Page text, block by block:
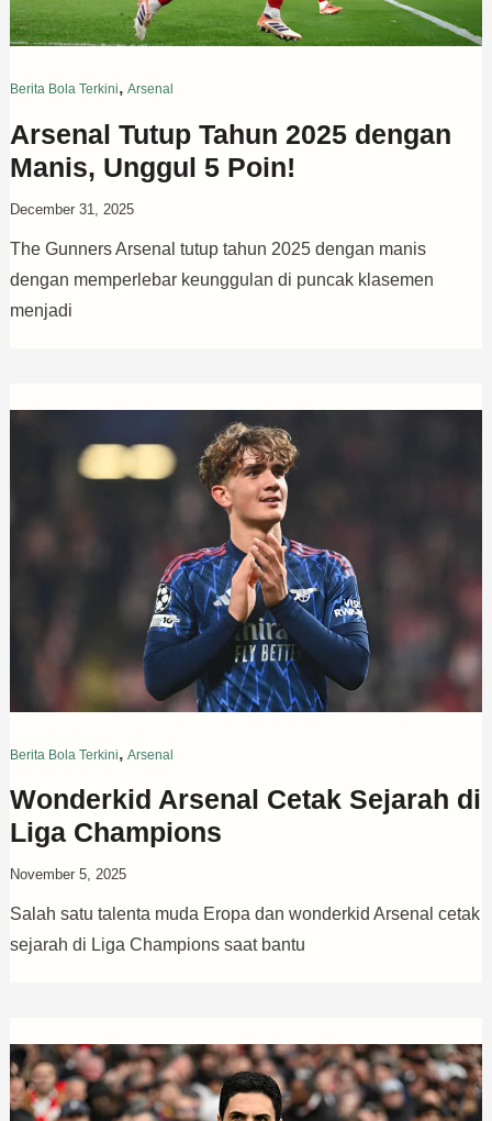
Berita Bola Terkini, Arsenal
Arsenal Tutup Tahun 2025 dengan
Manis, Unggul 5 Poin!
December 31, 2025
The Gunners Arsenal tutup tahun 2025 dengan manis
dengan memperlebar keunggulan di puncak klasemen
menjadi
Berita Bola Terkini, Arsenal
Wonderkid Arsenal Cetak Sejarah di
Liga Champions
November 5, 2025
Salah satu talenta muda Eropa dan wonderkid Arsenal cetak
sejarah di Liga Champions saat bantu